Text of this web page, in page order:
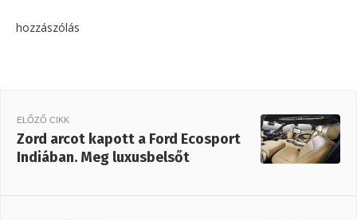
hozzászólás
ELŐZŐ CIKK
Zord arcot kapott a Ford Ecosport
Indiában. Meg luxusbelsőt